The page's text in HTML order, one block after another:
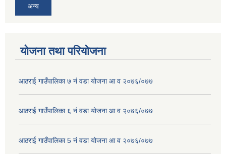
अन्य
योजना तथा परियोजना
आठराई गाउँपालिका ७ नं वडा योजना आ व २०७६/०७७
आठराई गाउँपालिका ६ नं वडा योजना आ व २०७६/०७७
आठराई गाउँपालिका 5 नं वडा योजना आ व २०७६/०७७